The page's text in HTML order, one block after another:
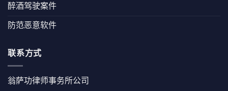
醉酒驾驶案件
防范恶意软件
联系方式
翁萨功律师事务所公司